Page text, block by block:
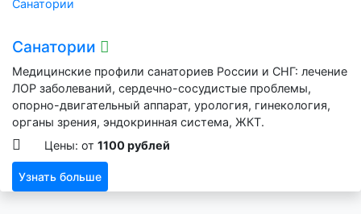
Санатории
Медицинские профили санаториев России и СНГ: лечение
ЛОР заболеваний, сердечно-сосудистые проблемы,
опорно-двигательный аппарат, урология, гинекология,
органы зрения, эндокринная система, ЖКТ.
Цены: от 1100 рублей
Узнать больше